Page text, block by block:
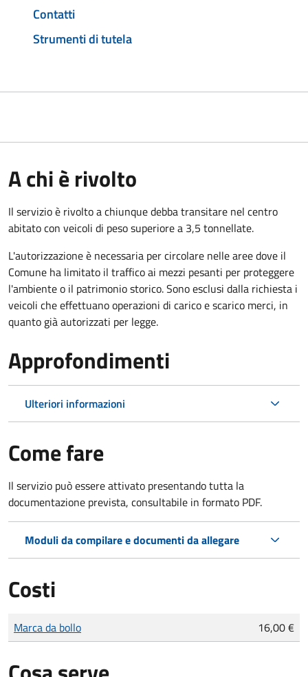
Contatti
Strumenti di tutela
A chi è rivolto
Il servizio è rivolto a chiunque debba transitare nel centro
abitato con veicoli di peso superiore a 3,5 tonnellate.
L'autorizzazione è necessaria per circolare nelle aree dove il
Comune ha limitato il traffico ai mezzi pesanti per proteggere
l'ambiente o il patrimonio storico. Sono esclusi dalla richiesta i
veicoli che effettuano operazioni di carico e scarico merci, in
quanto già autorizzati per legge.
Approfondimenti
Ulteriori informazioni
Come fare
Il servizio può essere attivato presentando tutta la
documentazione prevista, consultabile in formato PDF.
Moduli da compilare e documenti da allegare
Costi
Tipo di pagamento
Importo
Marca da bollo 16,00 €